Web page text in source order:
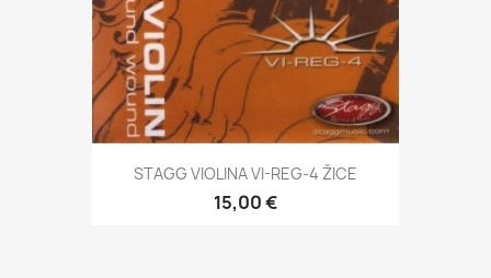
STAGG VIOLINA VI-REG-4 ŽICE
15,00 €